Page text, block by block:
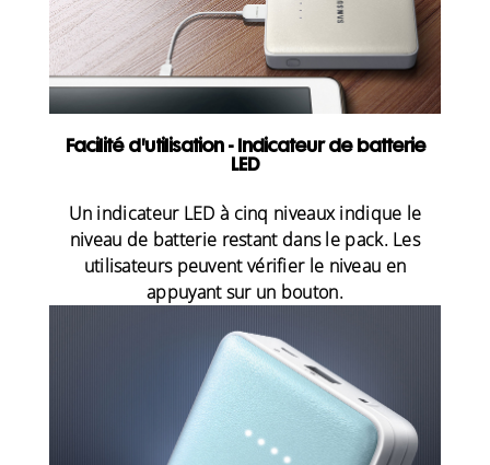
Facilité d'utilisation - Indicateur de batterie
LED
Un indicateur LED à cinq niveaux indique le
niveau de batterie restant dans le pack. Les
utilisateurs peuvent vérifier le niveau en
appuyant sur un bouton.